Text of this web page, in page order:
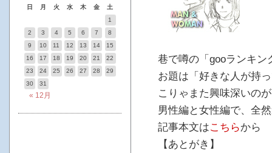
巷で噂の「gooランキン
お題は「好きな人が持
こりゃまた興味深いの
男性編と女性編で、全
記事本文はこちらから
【あとがき】
日 月 火 水 木 金 土
« 12月
1
2
3 4 5 6 7
8
9
10 11 12 13 14
15
16
17 18 19 20 21
22
23
24 25 26 27 28
29
30
31